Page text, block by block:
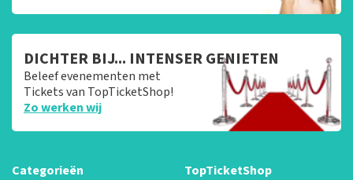
DICHTER BIJ... INTENSER GENIETEN
Beleef evenementen met
Tickets van TopTicketShop!
Zo werken wij
Categorieën
TopTicketShop